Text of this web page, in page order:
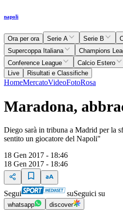
napoli
Ora per ora Serie A Serie B
Supercoppa Italiana
Champions
Conference League
Calcio Estero
Live
Risultati e Classifiche
HomeMercatoVideoFotoRosa
Maradona,
Diego sarà in tribuna a Madrid per la
sentito un giocatore del Napoli"
18 Gen 2017 - 18:46
18 Gen 2017 - 18:46
Segui suSeguici su
whatsapp discover